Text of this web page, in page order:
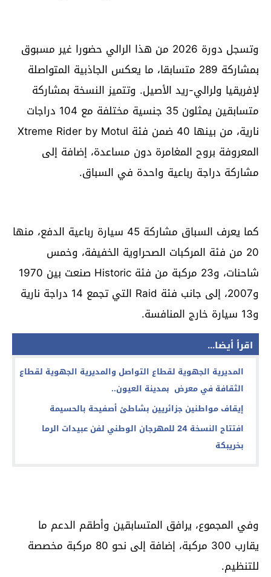
وتسجل دورة 2026 من هذا الرالي حضورا غير مسبوق
بمشاركة 289 متسابقا، ما يعكس الجاذبية المتواصلة
لإفريقيا ولرالي-ريد الأصيل. وتتميز النسخة بمشاركة
متسابقين يمثلون 35 جنسية مختلفة مع 104 دراجات
نارية، من بينها 40 ضمن فئة Xtreme Rider by Motul
المعروفة بروح المغامرة دون مساعدة، إضافة إلى
مشاركة دراجة رباعية واحدة في السباق.
كما يعرف السباق مشاركة 45 سيارة رباعية الدفع، منها
20 من فئة المركبات الصحراوية الخفيفة، وخمس
شاحنات، و23 مركبة من فئة Historic صنعت بين 1970
و2007، إلى جانب فئة Raid التي تجمع 14 دراجة نارية
و13 سيارة خارج المنافسة.
اقرأ أيضا...
المديرية الجهوية لقطاع التواصل والمديرية الجهوية لقطاع
الثقافة في معرض بمدينة العيون..
إيقاف مواطنين جزائريين بشاطئ أصفيحة بالحسيمة
افتتاح النسخة 24 للمهرجان الوطني لفن عبيدات الرما
بخريبكة
وفي المجموع، يرافق المتسابقين وأطقم الدعم ما
يقارب 300 مركبة، إضافة إلى نحو 80 مركبة مخصصة
للتنظيم.